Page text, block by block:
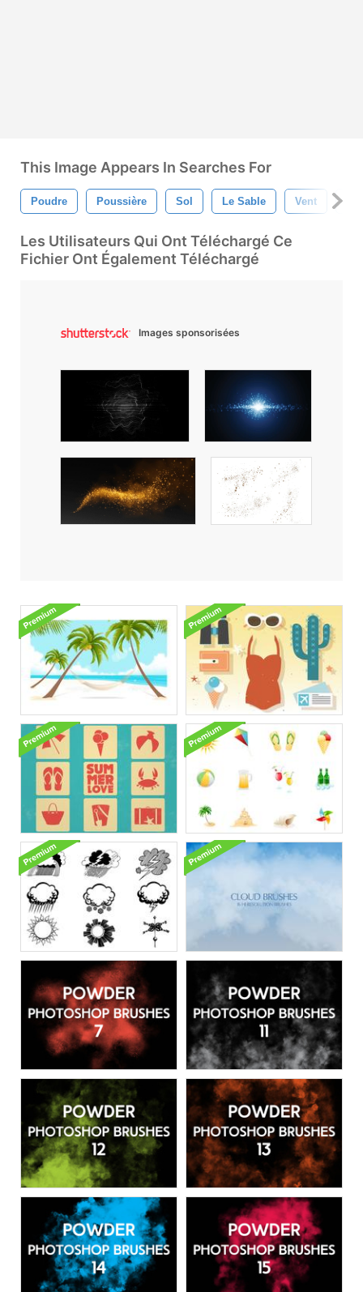
This Image Appears In Searches For
Poudre Poussière Sol Le Sable Vent
Les Utilisateurs Qui Ont Téléchargé Ce
Fichier Ont Également Téléchargé
Images sponsorisées